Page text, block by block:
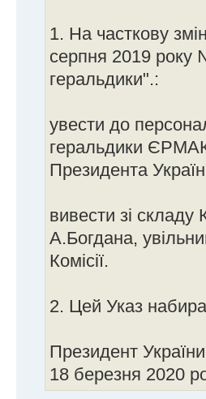
1. На часткову
серпня 2019 року
геральдики".:
увести до
геральдики
Президента
вивести зі складу
А.Богдана,
Комісії.
2. Цей Указ
Президент
18 березня 2020